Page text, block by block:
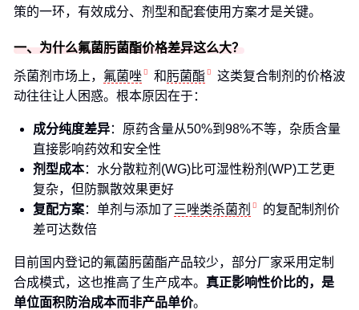
策的一环，有效成分、剂型和配套使用方案才是关键。
一、为什么氟菌肟菌酯价格差异这么大？
杀菌剂市场上， 氟菌唑 和肟菌酯
这类复合制剂的价格波
动往往让人困惑。根本原因在于：
成分纯度差异：原药含量从50%到98%不等，杂质含量
直接影响药效和安全性
剂型成本：水分散粒剂(WG)比可湿性粉剂(WP)工艺更
复杂，但防飘散效果更好
复配方案：单剂与添加了 三唑类杀菌剂
的复配制剂价
差可达数倍
目前国内登记的氟菌肟菌酯产品较少，部分厂家采用定制
合成模式，这也推高了生产成本。 真正影响性价比的，是
单位面积防治成本而非产品单价。